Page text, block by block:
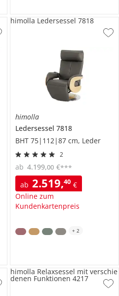
himolla
Ledersessel 7818
BHT 75|112|87 cm, Leder
2
ab 2.519,40 €
Online zum
Kundenkartenpreis
ab 4.199,00 €***
himolla Ledersessel 7818
+ 2
himolla Relaxsessel mit verschie
denen Funktionen 4217